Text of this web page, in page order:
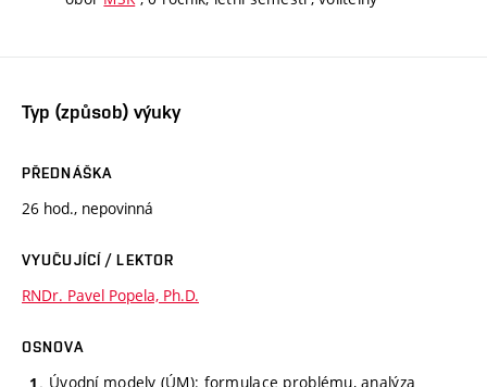
Typ (způsob) výuky
PŘEDNÁŠKA
26 hod., nepovinná
VYUČUJÍCÍ / LEKTOR
RNDr. Pavel Popela, Ph.D.
OSNOVA
Úvodní modely (ÚM): formulace problému, analýza